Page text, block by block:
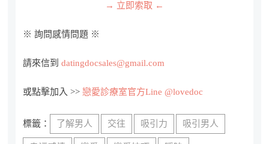
→ 立即索取 ←
※ 詢問感情問題 ※
請來信到datingdocsales@gmail.com
或點擊加入 >>戀愛診療室官方Line @lovedoc
標籤： 了解男人 交往 吸引力 吸引男人